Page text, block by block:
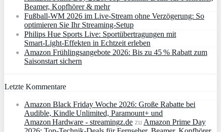
Beamer, Kopfhörer & mehr
Fußball-WM 2026 im Live-Stream ohne Verzögerung: So
optimieren Sie Ihr Streaming-Setup
Philips Hue Sports Live: Sportübertragungen mit
Smart‑Light‑Effekten in Echtzeit erleben
Amazon Frühlingsangebote 2026: Bis zu 45 % Rabatt zum
Saisonstart sichern
Letzte Kommentare
Amazon Black Friday Woche 2026: Große Rabatte bei
Audible, Kindle Unlimited, Paramount+ und
Amazon Hardware - streamingz.de zu Amazon Prime Day